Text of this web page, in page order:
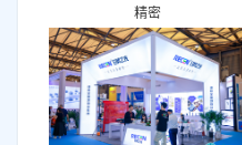
精密